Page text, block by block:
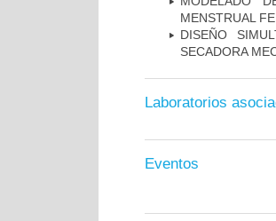
MENSTRUAL
DISEÑO
SECADORA
Laboratorios
Eventos